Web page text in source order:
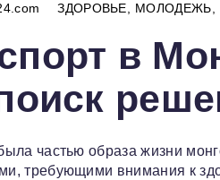
ЗДОРОВЬЕ МОЛОДЕЖЬ
в
частью образа жизни
требующими внимания к